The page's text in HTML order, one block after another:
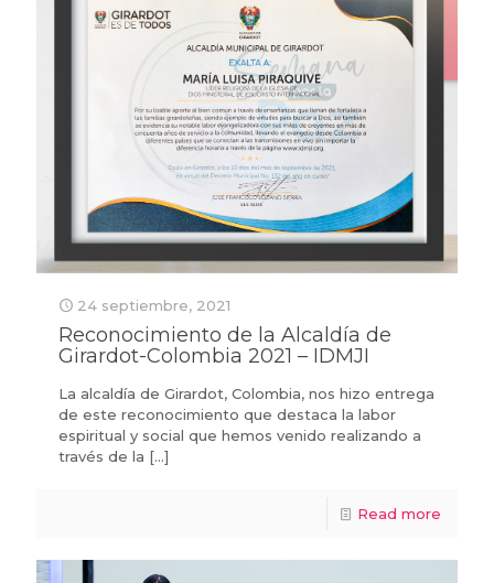
24 septiembre, 2021
Reconocimiento de la Alcaldía de
Girardot-Colombia 2021 – IDMJI
La alcaldía de Girardot, Colombia, nos hizo entrega
de este reconocimiento que destaca la labor
espiritual y social que hemos venido realizando a
través de la […]
Read more